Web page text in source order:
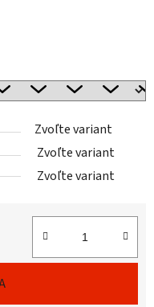
Zvoľte variant
Zvoľte variant
Zvoľte variant